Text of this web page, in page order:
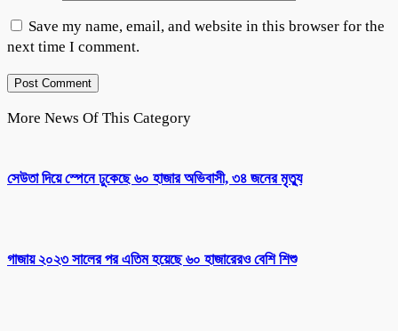
Save my name, email, and website in this browser for the
next time I comment.
More News Of This Category
সেউতা দিয়ে স্পেনে ঢুকেছে ৬০ হাজার অভিবাসী, ৩৪ জনের মৃত্যু
গাজায় ২০২৩ সালের পর এতিম হয়েছে ৬০ হাজারেরও বেশি শিশু